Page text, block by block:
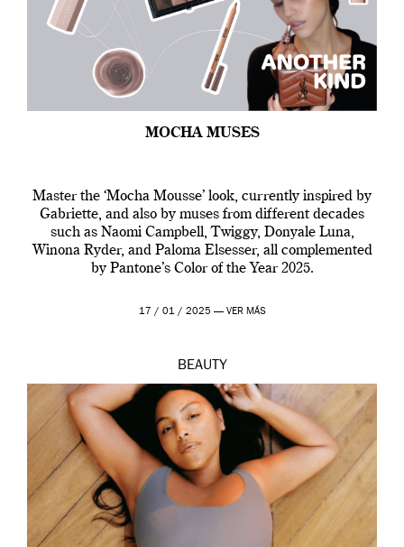
MOCHA MUSES
Master the ‘Mocha Mousse’ look, currently inspired by
Gabriette, and also by muses from different decades
such as Naomi Campbell, Twiggy, Donyale Luna,
Winona Ryder, and Paloma Elsesser, all complemented
by Pantone’s Color of the Year 2025.
17 / 01 / 2025 — VER MÁS
BEAUTY